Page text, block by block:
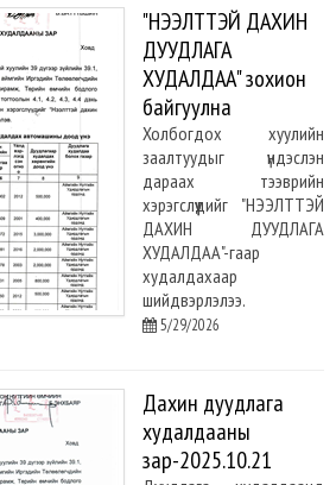
"НЭЭЛТТЭЙ ДАХИН
ДУУДЛАГА
ХУДАЛДАА" зохион
байгуулна
Холбогдох хуулийн
заалтуудыг үндэслэн
дараах тээврийн
хэрэгслүүдийг "НЭЭЛТТЭЙ
ДАХИН ДУУДЛАГА
ХУДАЛДАА"-гаар
худалдахаар
шийдвэрлэлээ.
5/29/2026
Дахин дуудлага
худалдааны
зар-2025.10.21